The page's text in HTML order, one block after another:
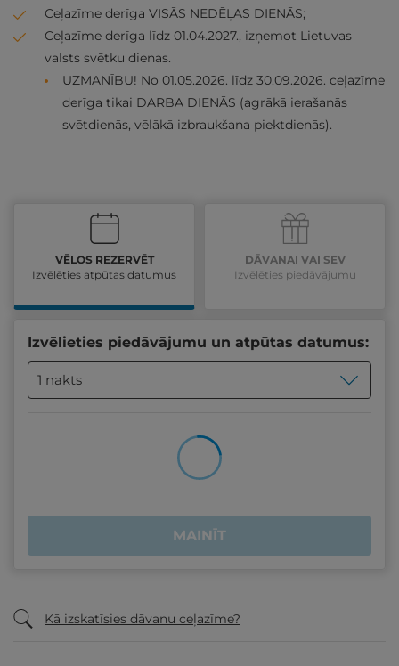
Ceļazīme derīga VISĀS NEDĒĻAS DIENĀS;
Ceļazīme derīga līdz 01.04.2027., izņemot Lietuvas
valsts svētku dienas.
UZMANĪBU! No 01.05.2026. līdz 30.09.2026. ceļazīme
derīga tikai DARBA DIENĀS (agrākā ierašanās
svētdienās, vēlākā izbraukšana piektdienās).
VĒLOS REZERVĒT
Izvēlēties atpūtas datumus
DĀVANAI VAI SEV
Izvēlēties piedāvājumu
Izvēlieties piedāvājumu un atpūtas datumus:
1 nakts
MAINĪT
Kā izskatīsies dāvanu ceļazīme?